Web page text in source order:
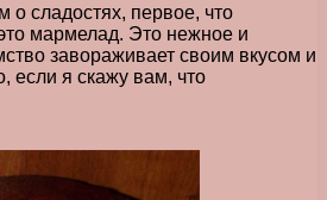
о сладостях, первое, что
мармелад. Это нежное и
завораживает своим вкусом и
если я скажу вам, что